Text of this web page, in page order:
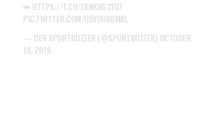
➡️ HTTPS://T.CO/EXNKHG3YUZ
PIC.TWITTER.COM/Q5YOUK0MKL
— DER SPORTBUZZER (@SPORTBUZZER) OCTOBER
19, 2019